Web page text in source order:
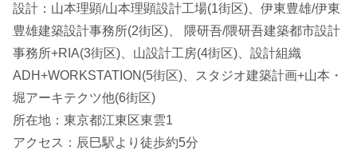
設計：山本理顕/山本理顕設計工場(1街区)、伊東豊雄/伊東
豊雄建築設計事務所(2街区)、 隈研吾/隈研吾建築都市設計
事務所+RIA(3街区)、山設計工房(4街区)、設計組織
ADH+WORKSTATION(5街区)、スタジオ建築計画+山本・
堀アーキテクツ他(6街区)
所在地：東京都江東区東雲1
アクセス：辰巳駅より徒歩約5分